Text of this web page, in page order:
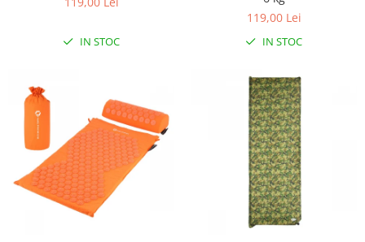
IN STOC
119,00 Lei
IN STOC